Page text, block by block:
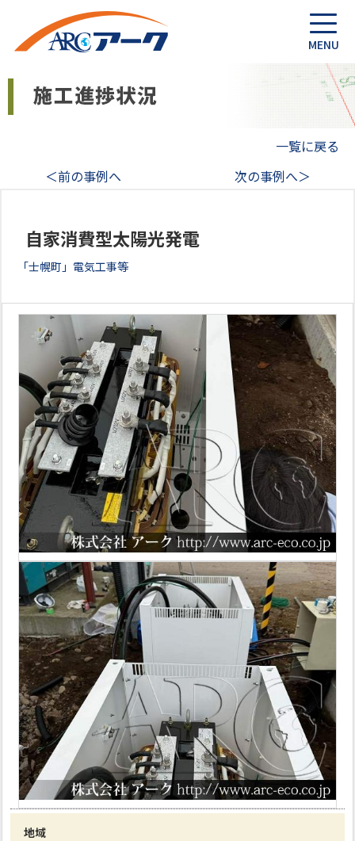
一覧に戻る
＜前の事例へ
次の事例へ＞
自家消費型太陽光発電
「士幌町」電気工事等
地域